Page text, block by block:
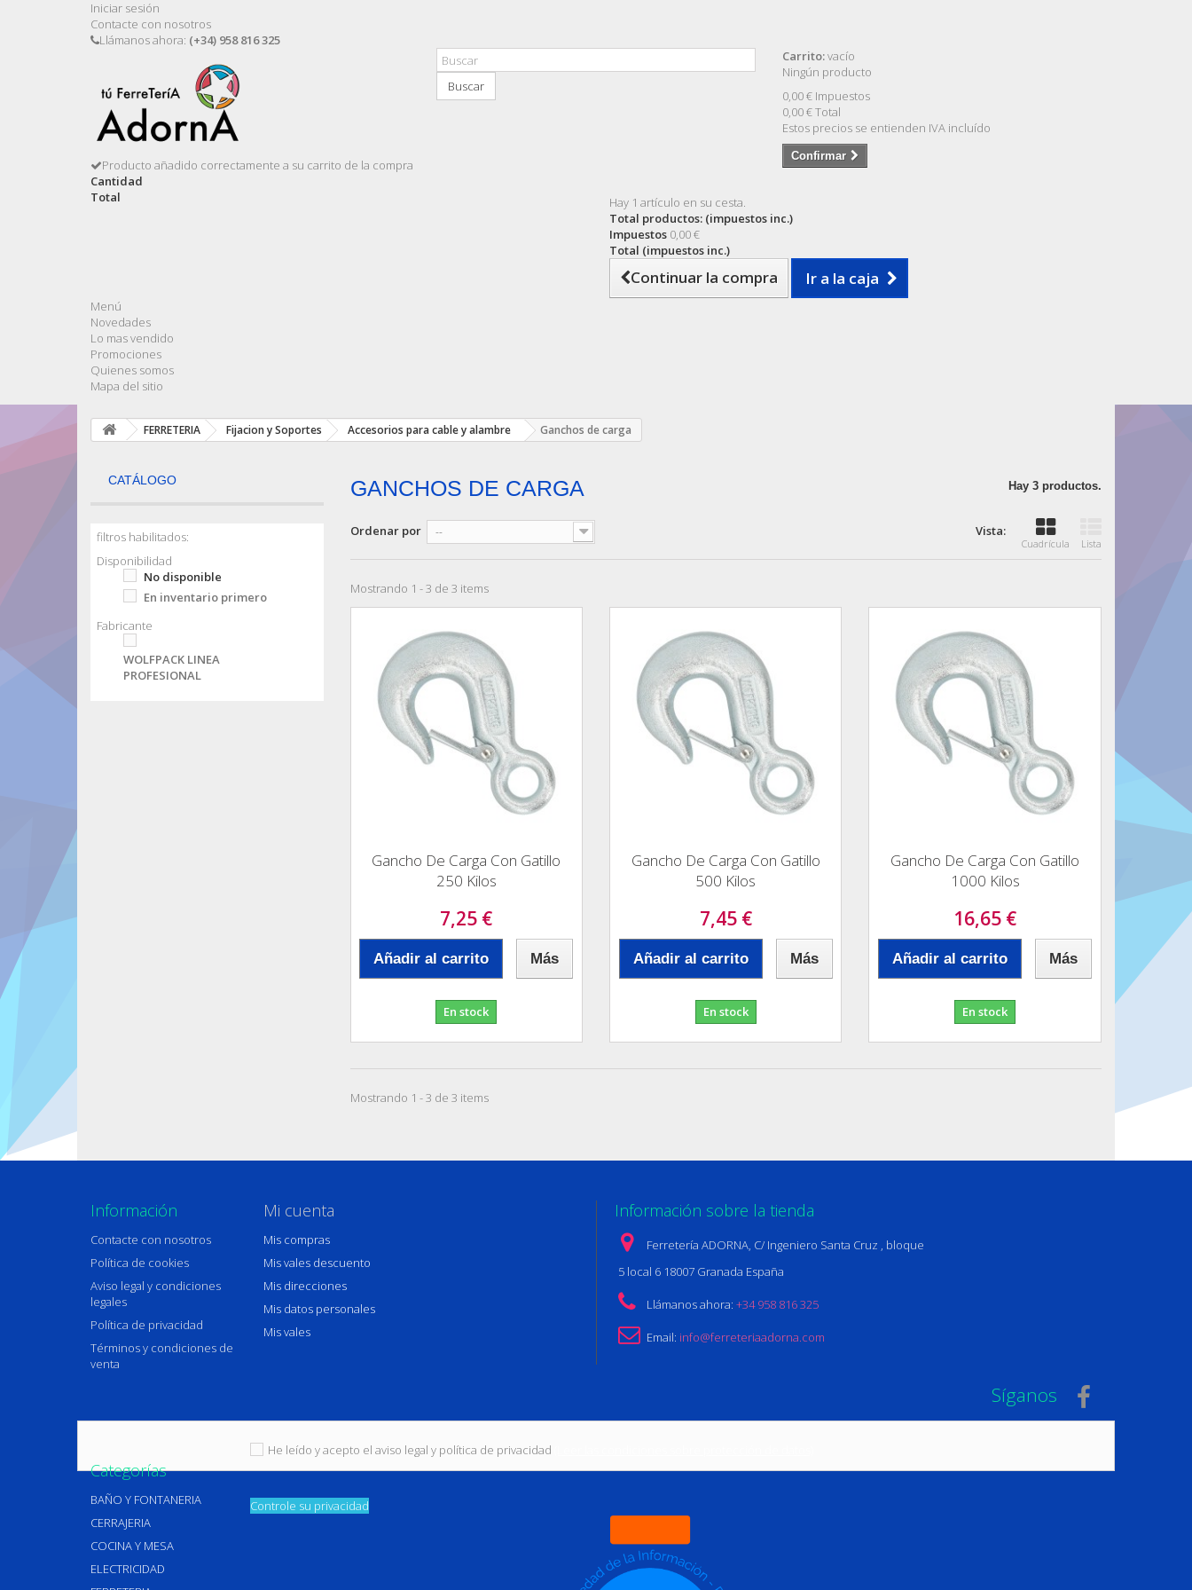
Iniciar sesión
Contacte con nosotros
Llámanos ahora: (+34) 958 816 325
Buscar
Carrito:vacío
Ningún producto
0,00 € Impuestos
0,00 €Total
Estos precios se entienden IVA incluído
Confirmar
Producto añadido correctamente a su carrito de la compra
Cantidad
Total
Hay 1 artículo en su cesta.
Total productos: (impuestos inc.)
Impuestos 0,00 €
Total (impuestos inc.)
Continuar la compra Ir a la caja
Menú
Novedades
Lo mas vendido
Promociones
Quienes somos
Mapa del sitio
FERRETERIA Fijacion y Soportes Accesorios para cable y alambre Ganchos de carga
CATÁLOGO
filtros habilitados:
Disponibilidad
No disponible
En inventario primero
Fabricante
WOLFPACK LINEA
PROFESIONAL
GANCHOS DE CARGA Hay 3 productos.
Vista:
Cuadrícula Lista
Ordenar por --
Mostrando 1 - 3 de 3 items
Gancho De Carga Con Gatillo
250 Kilos
7,25 €
Añadir al carrito Más
En stock
Gancho De Carga Con Gatillo
500 Kilos
7,45 €
Añadir al carrito Más
En stock
Gancho De Carga Con Gatillo
1000 Kilos
16,65 €
Añadir al carrito Más
En stock
Mostrando 1 - 3 de 3 items
Información
Contacte con nosotros
Política de cookies
Aviso legal y condiciones
legales
Política de privacidad
Términos y condiciones de
venta
Mi cuenta
Mis compras
Mis vales descuento
Mis direcciones
Mis datos personales
Mis vales
Información sobre la tienda
Ferretería ADORNA, C/ Ingeniero Santa Cruz , bloque
5 local 6 18007 Granada España
Llámanos ahora: +34 958 816 325
Email: info@ferreteriaadorna.com
Síganos
Categorías
BAÑO Y FONTANERIA
CERRAJERIA
COCINA Y MESA
ELECTRICIDAD
He leído y acepto el aviso legal y política de privacidad
Controle su privacidad